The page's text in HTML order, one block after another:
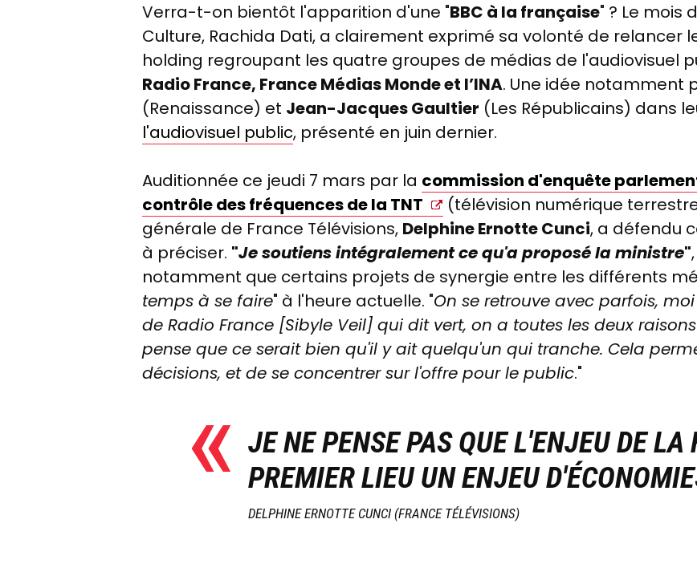
Verra-t-on bientôt l'apparition d'une "BBC à la française" ? Le mois
Culture, Rachida Dati, a clairement exprimé sa volonté de relancer
holding regroupant les quatre groupes de médias de l'audiovisuel
Radio France, France Médias Monde et l’INA. Une idée notamment
(Renaissance) et Jean-Jacques Gaultier (Les Républicains) dans
l'audiovisuel public, présenté en juin dernier.
Auditionnée ce jeudi 7 mars par la commission d'enquête
contrôle des fréquences de la TNT
(télévision numérique
générale de France Télévisions, Delphine Ernotte Cunci, a défendu
à préciser. "Je soutiens intégralement ce qu'a proposé la ministre"
notamment que certains projets de synergie entre les différents
temps à se faire" à l'heure actuelle. "On se retrouve avec parfois,
de Radio France [Sibyle Veil] qui dit vert, on a toutes les deux
pense que ce serait bien qu'il y ait quelqu'un qui tranche. Cela
décisions, et de se concentrer sur l'offre pour le public."
JE NE PENSE PAS QUE L'ENJEU DE LA
PREMIER LIEU UN ENJEU
DELPHINE ERNOTTE CUNCI (FRANCE TÉLÉVISIONS)